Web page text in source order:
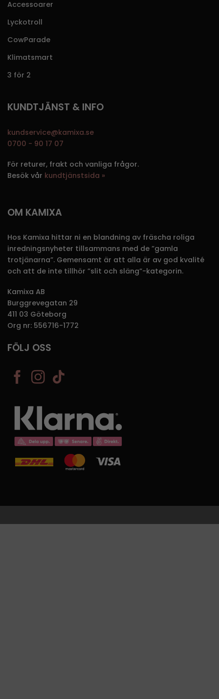
Accessoarer
Lyckotroll
CowParade
Klimatsmart
3 för 2
KUNDTJÄNST & INFO
kundservice@kamixa.se
0700 - 90 17 07
För returer, frakt och vanliga frågor.
Besök vår kundtjänstsida »
OM KAMIXA
Hos Kamixa hittar ni en blandning av fräscha roliga
inredningsnyheter tillsammans med de ”gamla
trotjänarna”. Gemensamt är att alla är av god kvalité
och att de inte tillhör ”slit och släng”-kategorin.
Kamixa AB
Burggrevegatan 29
411 03 Göteborg
Org nr: 556716-1772
FÖLJ OSS